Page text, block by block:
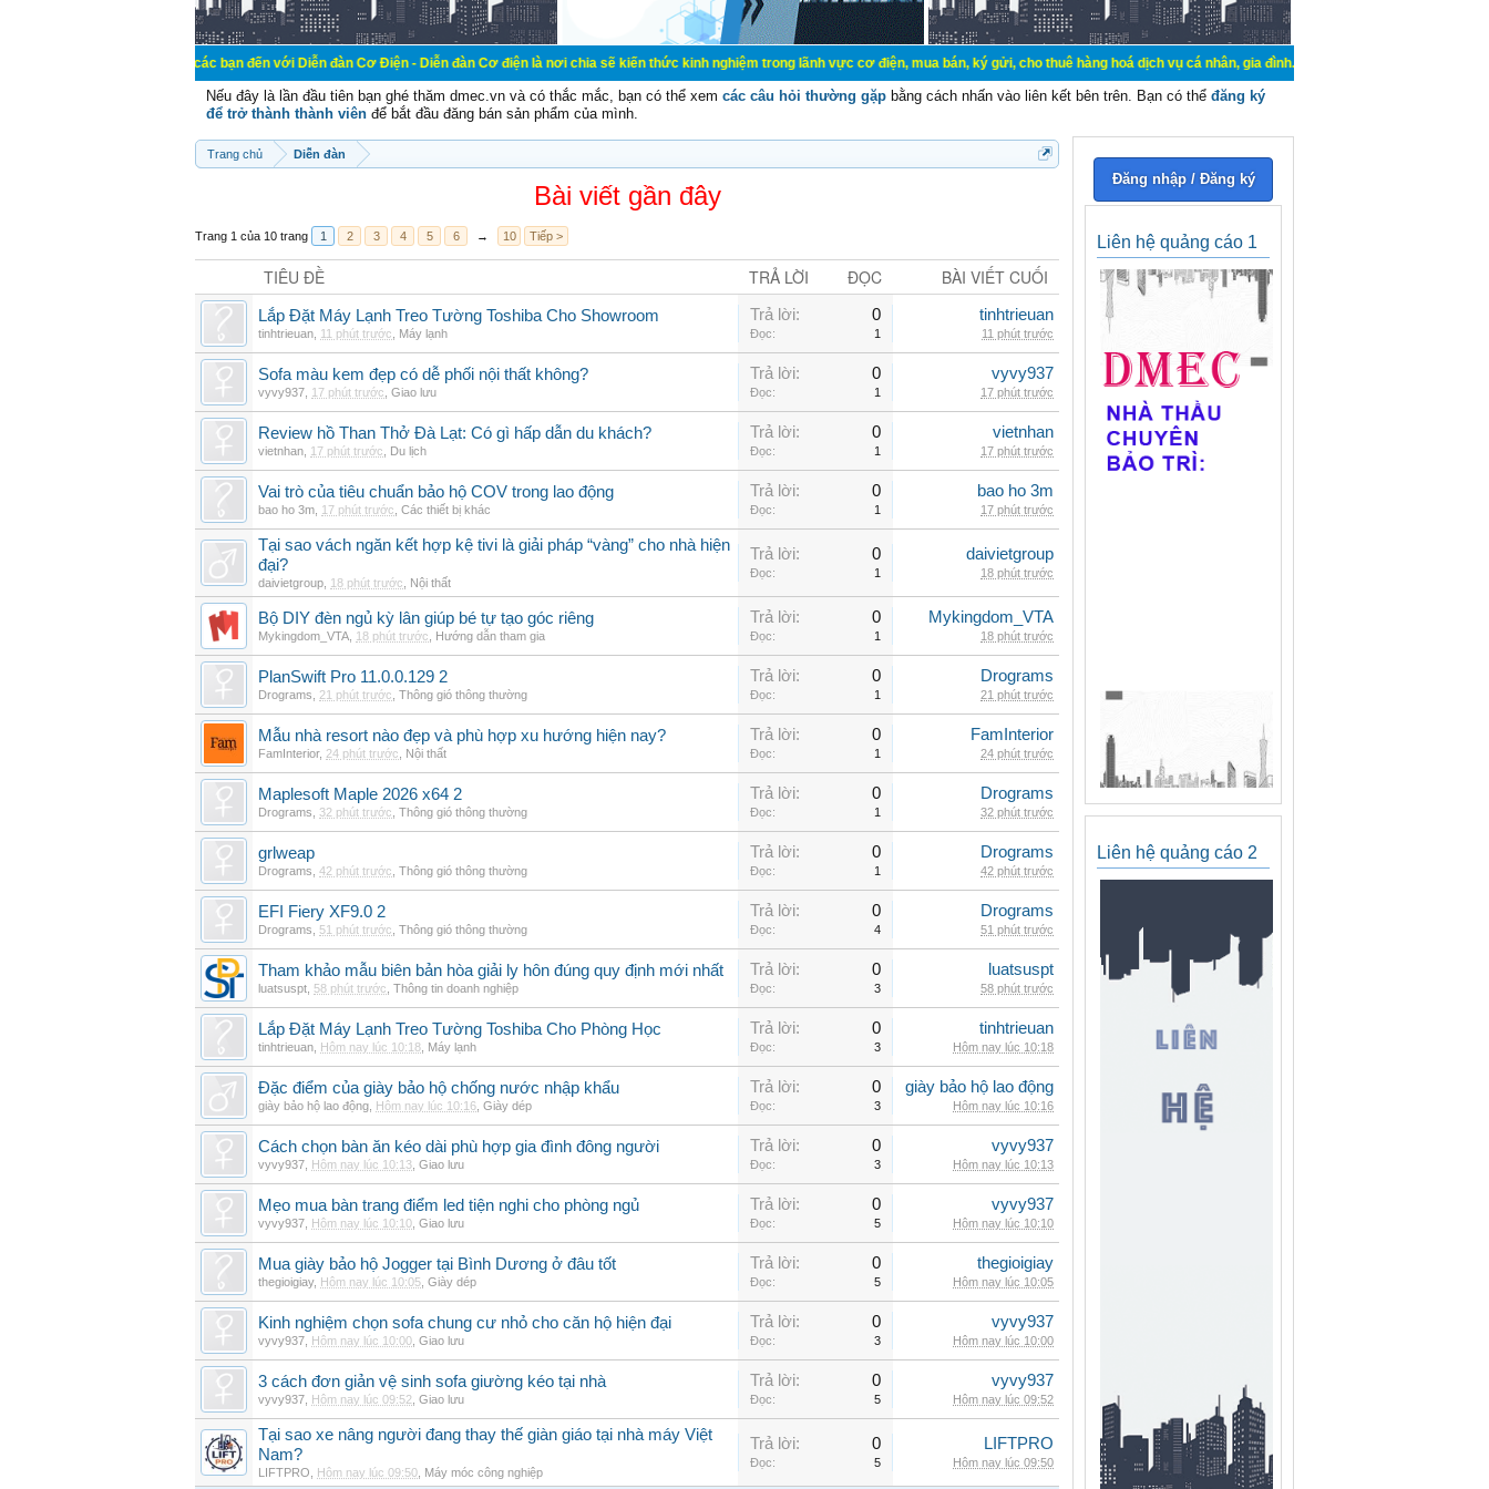
Chào mừng các bạn đến với Diễn đàn Cơ Điện - Diễn đàn Cơ điện là nơi chia sẽ kiến thức kinh nghiệm trong lãnh vực cơ điện, mua bán, ký gửi, cho thuê hàng hoá dịch vụ cá nhân, gia đình. Mua bán, ký gửi, cho thuê thiết bị hệ
Nếu đây là lần đầu tiên bạn ghé thăm dmec.vn và có thắc mắc, bạn có thể xem các câu hỏi thường gặp bằng cách nhấn vào liên kết bên trên. Bạn có thể đăng ký
để trở thành thành viên để bắt đầu đăng bán sản phẩm của mình.
Trang chủ Diễn đàn
Bài viết gần đây
Trang 1 của 10 trang 1 2 3 4 5 6 → 10 Tiếp >
TIÊU ĐỀ TRẢ LỜI ĐỌC BÀI VIẾT CUỐI
Lắp Đặt Máy Lạnh Treo Tường Toshiba Cho Showroom
tinhtrieuan 11 phút trước Máy lạnh
Trả lời: 0
Đọc: 1
tinhtrieuan
11 phút trước
Sofa màu kem đẹp có dễ phối nội thất không?
vyvy937 17 phút trước Giao lưu
Trả lời: 0
Đọc: 1
vyvy937
17 phút trước
Review hồ Than Thở Đà Lạt: Có gì hấp dẫn du khách?
vietnhan 17 phút trước Du lịch
Trả lời: 0
Đọc: 1
vietnhan
17 phút trước
Vai trò của tiêu chuẩn bảo hộ COV trong lao động
bao ho 3m 17 phút trước Các thiết bị khác
Trả lời: 0
Đọc: 1
bao ho 3m
17 phút trước
Tại sao vách ngăn kết hợp kệ tivi là giải pháp “vàng” cho nhà hiện
đại?
daivietgroup 18 phút trước Nội thất
Trả lời: 0
Đọc: 1
daivietgroup
18 phút trước
Bộ DIY đèn ngủ kỳ lân giúp bé tự tạo góc riêng
Mykingdom_VTA 18 phút trước Hướng dẫn tham gia
Trả lời: 0
Đọc: 1
Mykingdom_VTA
18 phút trước
PlanSwift Pro 11.0.0.129 2
Drograms 21 phút trước Thông gió thông thường
Trả lời: 0
Đọc: 1
Drograms
21 phút trước
Mẫu nhà resort nào đẹp và phù hợp xu hướng hiện nay?
FamInterior, 24 phút trước Nội thất
Trả lời: 0
Đọc: 1
FamInterior
24 phút trước
Maplesoft Maple 2026 x64 2
Drograms 32 phút trước Thông gió thông thường
Trả lời: 0
Đọc: 1
Drograms
32 phút trước
grlweap
Drograms 42 phút trước Thông gió thông thường
Trả lời: 0
Đọc: 1
Drograms
42 phút trước
EFI Fiery XF9.0 2
Drograms 51 phút trước Thông gió thông thường
Trả lời: 0
Đọc: 4
Drograms
51 phút trước
Tham khảo mẫu biên bản hòa giải ly hôn đúng quy định mới nhất
luatsuspt 58 phút trước Thông tin doanh nghiệp
Trả lời: 0
Đọc: 3
luatsuspt
58 phút trước
Lắp Đặt Máy Lạnh Treo Tường Toshiba Cho Phòng Học
tinhtrieuan Hôm nay lúc 10:18 Máy lạnh
Trả lời: 0
Đọc: 3
tinhtrieuan
Hôm nay lúc 10:18
Đặc điểm của giày bảo hộ chống nước nhập khẩu
giày bảo hộ lao động Hôm nay lúc 10:16 Giày dép
Trả lời: 0
Đọc: 3
giày bảo hộ lao động
Hôm nay lúc 10:16
Cách chọn bàn ăn kéo dài phù hợp gia đình đông người
vyvy937 Hôm nay lúc 10:13 Giao lưu
Trả lời: 0
Đọc: 3
vyvy937
Hôm nay lúc 10:13
Mẹo mua bàn trang điểm led tiện nghi cho phòng ngủ
vyvy937 Hôm nay lúc 10:10 Giao lưu
Trả lời: 0
Đọc: 5
vyvy937
Hôm nay lúc 10:10
Mua giày bảo hộ Jogger tại Bình Dương ở đâu tốt
thegioigiay, Hôm nay lúc 10:05 Giày dép
Trả lời: 0
Đọc: 5
thegioigiay
Hôm nay lúc 10:05
Kinh nghiệm chọn sofa chung cư nhỏ cho căn hộ hiện đại
vyvy937 Hôm nay lúc 10:00 Giao lưu
Trả lời: 0
Đọc: 3
vyvy937
Hôm nay lúc 10:00
3 cách đơn giản vệ sinh sofa giường kéo tại nhà
vyvy937 Hôm nay lúc 09:52 Giao lưu
Trả lời: 0
Đọc: 5
vyvy937
Hôm nay lúc 09:52
Tại sao xe nâng người đang thay thế giàn giáo tại nhà máy Việt
Nam?
LIFTPRO Hôm nay lúc 09:50 Máy móc công nghiệp
Trả lời: 0
Đọc: 5
LIFTPRO
Hôm nay lúc 09:50
Đăng nhập / Đăng ký
Liên hệ quảng cáo 1
Liên hệ quảng cáo 2